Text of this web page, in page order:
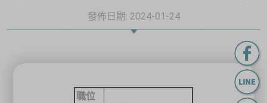
發佈日期: 2024-01-24
職位